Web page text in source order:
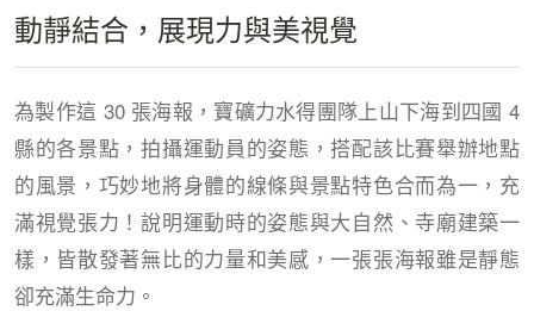
動靜結合，展現力與美視覺
為製作這 30 張海報，寶礦力水得團隊上山下海到四國 4
縣的各景點，拍攝運動員的姿態，搭配該比賽舉辦地點
的風景，巧妙地將身體的線條與景點特色合而為一，充
滿視覺張力！說明運動時的姿態與大自然、寺廟建築一
樣，皆散發著無比的力量和美感，一張張海報雖是靜態
卻充滿生命力。